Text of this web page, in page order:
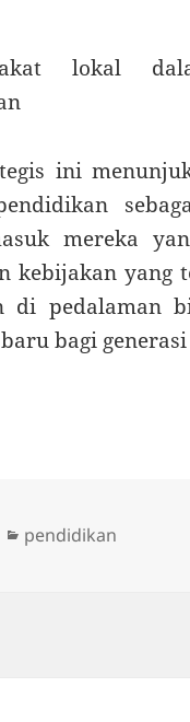
lokal
ini
mereka
kebijakan yang
di pedalaman
bagi generasi
Categories
pendidikan